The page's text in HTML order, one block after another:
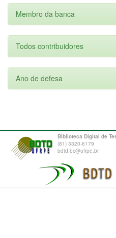
Membro da banca
Todos contribuidores
Ano de defesa
Biblioteca Digital de
(81) 3320-6179
bdtd.bc@ufrpe.br